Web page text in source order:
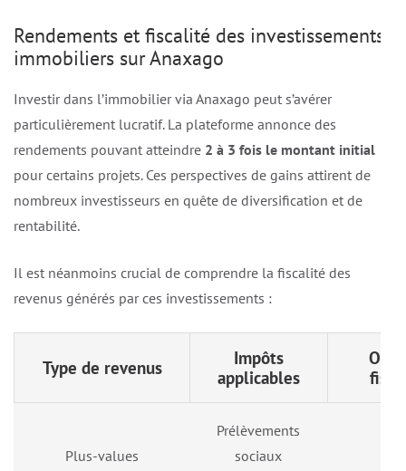
Rendements et fiscalité des investissements
immobiliers sur Anaxago
Investir dans l’immobilier via Anaxago peut s’avérer
particulièrement lucratif. La plateforme annonce des
rendements pouvant atteindre 2 à 3 fois le montant initial
pour certains projets. Ces perspectives de gains attirent de
nombreux investisseurs en quête de diversification et de
rentabilité.
Il est néanmoins crucial de comprendre la fiscalité des
revenus générés par ces investissements :
Type de revenus
Impôts
applicables
Plus-values
Prélèvements
sociaux